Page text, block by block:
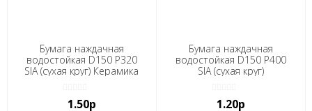
Бумага наждачная
водостойкая D150 Р320
SIA (сухая круг) Керамика
1.50р
Бумага наждачная
водостойкая D150 Р400
SIA (сухая круг)
1.20р